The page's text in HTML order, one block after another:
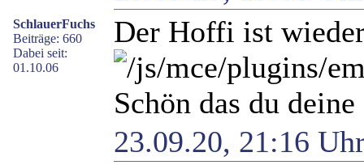
SchlauerFuchs
Beiträge: 660
Dabei seit:
01.10.06
Der Hoffi ist
Schön das du
23.09.20, 21:16